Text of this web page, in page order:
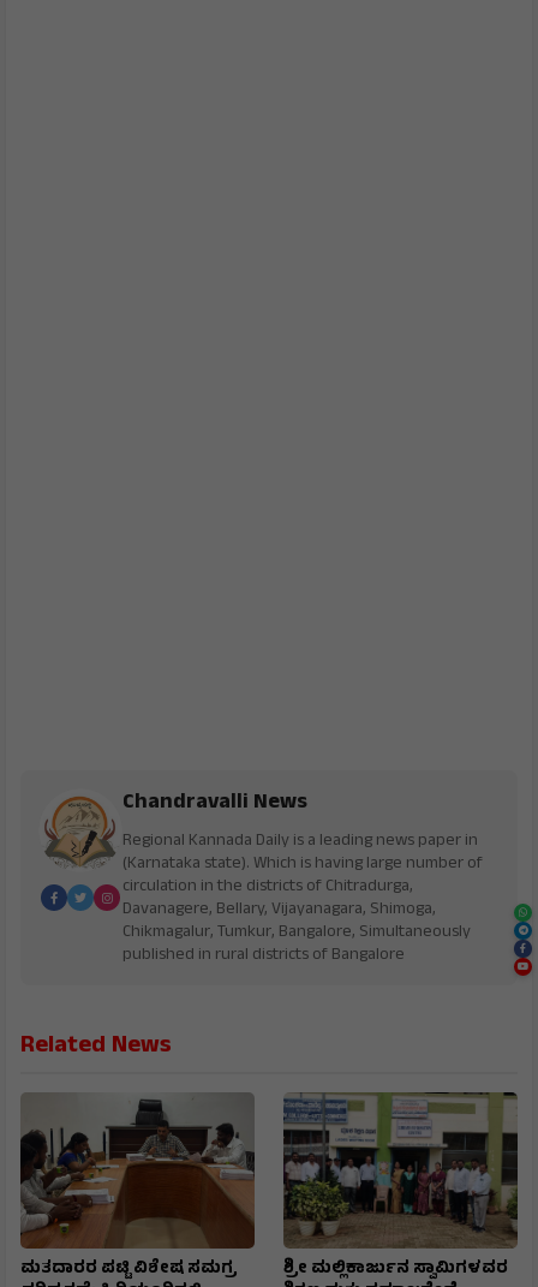
Chandravalli News
Regional Kannada Daily is a leading news paper in
(Karnataka state). Which is having large number of
circulation in the districts of Chitradurga,
Davanagere, Bellary, Vijayanagara, Shimoga,
Chikmagalur, Tumkur, Bangalore, Simultaneously
published in rural districts of Bangalore
Related News
ಮತದಾರರ ಪಟ್ಟಿ ವಿಶೇಷ ಸಮಗ್ರ
ಶ್ರೀ ಮಲ್ಲಿಕಾರ್ಜುನ ಸ್ವಾಮಿಗಳವರ